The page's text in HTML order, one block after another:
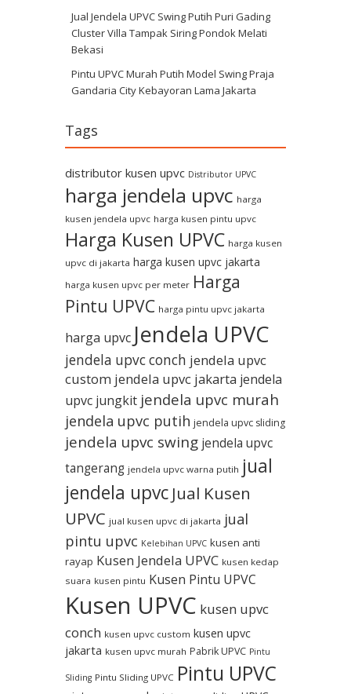
Jual Jendela UPVC Swing Putih Puri Gading
Cluster Villa Tampak Siring Pondok Melati
Bekasi
Pintu UPVC Murah Putih Model Swing Praja
Gandaria City Kebayoran Lama Jakarta
Tags
distributor kusen upvc Distributor UPVC
harga jendela upvc harga
kusen jendela upvc harga kusen pintu upvc
Harga Kusen UPVC harga kusen
upvc di jakarta harga kusen upvc jakarta
harga kusen upvc per meter Harga
Pintu UPVC harga pintu upvc jakarta
harga upvc Jendela UPVC
jendela upvc conch jendela upvc
custom jendela upvc jakarta jendela
upvc jungkit jendela upvc murah
jendela upvc putih jendela upvc sliding
jendela upvc swing jendela upvc
tangerang jendela upvc warna putih jual
jendela upvc Jual Kusen
UPVC jual kusen upvc di jakarta jual
pintu upvc Kelebihan UPVC kusen anti
rayap Kusen Jendela UPVC kusen kedap
suara kusen pintu Kusen Pintu UPVC
Kusen UPVC kusen upvc
conch kusen upvc custom kusen upvc
jakarta kusen upvc murah Pabrik UPVC Pintu
Sliding Pintu Sliding UPVC Pintu UPVC